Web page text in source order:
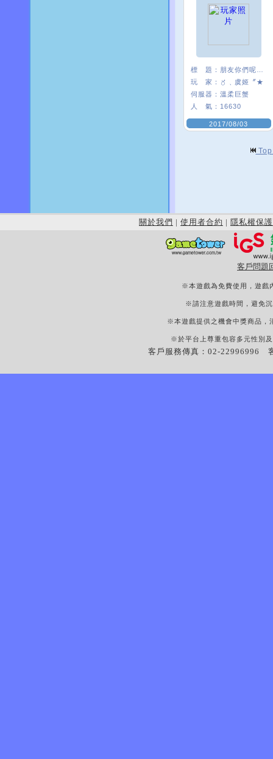
標 題：
玩 家：
〥﹑虞姬〞★
伺服器： 溫柔巨蟹
人 氣： 16630
2017/08/03
關於我們 | 使用者合約 | 隱私權保護
客戶問題
※本遊戲為免費使用，遊戲
※請注意遊戲時間，避免
※本遊戲提供之機會中獎商品，
※於平台上尊重包容多元性別
客戶服務傳真：02-22996996